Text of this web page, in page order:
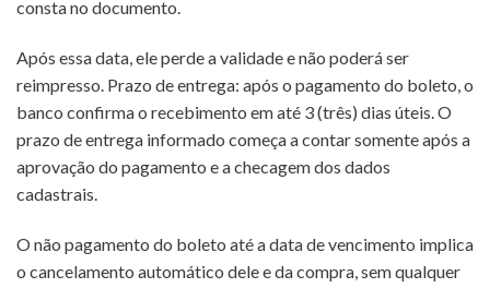
consta no documento.
Após essa data, ele perde a validade e não poderá ser
reimpresso. Prazo de entrega: após o pagamento do boleto, o
banco confirma o recebimento em até 3 (três) dias úteis. O
prazo de entrega informado começa a contar somente após a
aprovação do pagamento e a checagem dos dados
cadastrais.
O não pagamento do boleto até a data de vencimento implica
o cancelamento automático dele e da compra, sem qualquer